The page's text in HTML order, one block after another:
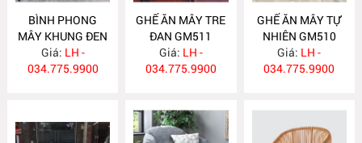
BÌNH PHONG
MÂY KHUNG ĐEN
BP17
Giá: LH -
034.775.9900
GHẾ ĂN MÂY TRE
ĐAN GM511
Giá: LH -
034.775.9900
GHẾ ĂN MÂY TỰ
NHIÊN GM510
Giá: LH -
034.775.9900